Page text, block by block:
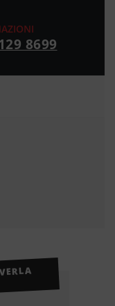
8699